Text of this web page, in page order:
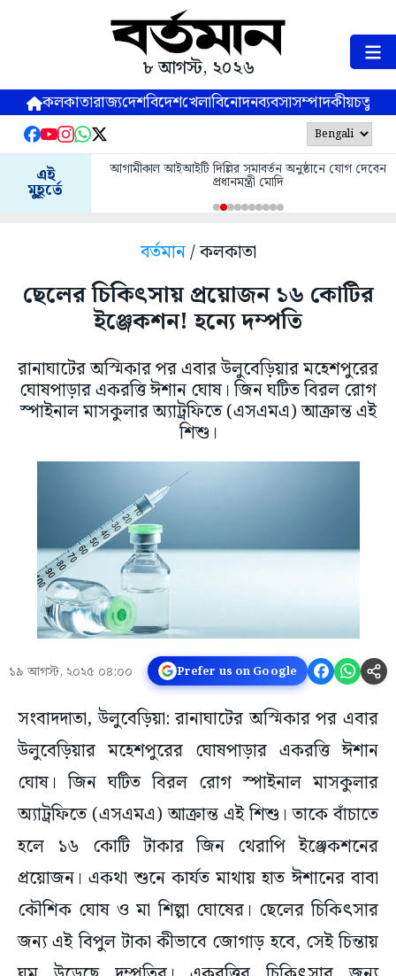
৮ আগস্ট, ২০২৬
কলকাতারাজ্যদেশবিদেশখেলাবিনোদনব্যবসাসম্পাদকীয়
এই
মুহূর্তে
আগামীকাল আইআইটি দিল্লির সমাবর্তন অনুষ্ঠানে যোগ দেবেন
প্রধানমন্ত্রী মোদি
বর্তমান/ কলকাতা
ছেলের চিকিৎসায় প্রয়োজন ১৬ কোটির
ইঞ্জেকশন! হন্যে দম্পতি
রানাঘাটের অস্মিকার পর এবার উলুবেড়িয়ার মহেশপুরের
ঘোষপাড়ার একরত্তি ঈশান ঘোষ। জিন ঘটিত বিরল রোগ
স্পাইনাল মাসকুলার অ্যাট্রফিতে (এসএমএ) আক্রান্ত এই
শিশু।
১৯ আগস্ট, ২০২৫ ০৪:০০ Prefer us on Google
সংবাদদাতা, উলুবেড়িয়া: রানাঘাটের অস্মিকার পর এবার
উলুবেড়িয়ার মহেশপুরের ঘোষপাড়ার একরত্তি ঈশান
ঘোষ। জিন ঘটিত বিরল রোগ স্পাইনাল মাসকুলার
অ্যাট্রফিতে (এসএমএ) আক্রান্ত এই শিশু। তাকে বাঁচাতে
হলে ১৬ কোটি টাকার জিন থেরাপি ইঞ্জেকশনের
প্রয়োজন। একথা শুনে কার্যত মাথায় হাত ঈশানের বাবা
কৌশিক ঘোষ ও মা শিল্পা ঘোষের। ছেলের চিকিৎসার
জন্য এই বিপুল টাকা কীভাবে জোগাড় হবে, সেই চিন্তায়